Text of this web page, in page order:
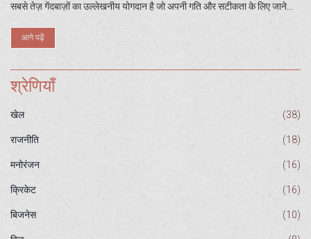
सबसे तेज़ गेंदबाज़ों का उल्लेखनीय योगदान है जो अपनी गति और सटीकता के लिए जाने
आगे पढ़ें
श्रेणियाँ
खेल (38)
राजनीति (18)
मनोरंजन (16)
क्रिकेट (16)
बिजनेस (10)